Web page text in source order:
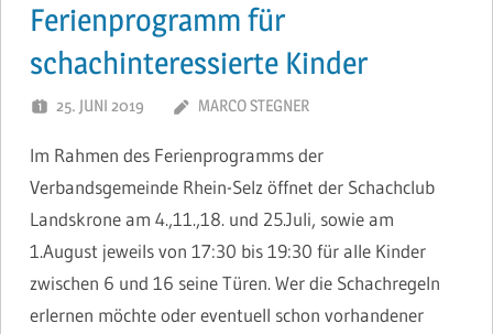
Ferienprogramm für
schachinteressierte Kinder
25. JUNI 2019 MARCO STEGNER
Im Rahmen des Ferienprogramms der
Verbandsgemeinde Rhein-Selz öffnet der Schachclub
Landskrone am 4.,11.,18. und 25.Juli, sowie am
1.August jeweils von 17:30 bis 19:30 für alle Kinder
zwischen 6 und 16 seine Türen. Wer die Schachregeln
erlernen möchte oder eventuell schon vorhandener